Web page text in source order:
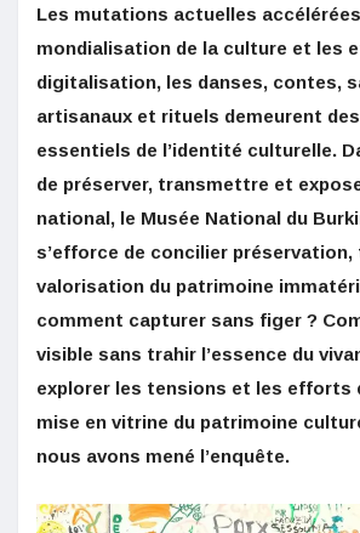
Les mutations actuelles
mondialisation de la culture et les
digitalisation, les danses, contes,
artisanaux et rituels demeurent
essentiels de l’identité culturelle.
de préserver, transmettre et
national, le Musée National du
s’efforce de concilier
valorisation du patrimoine
comment capturer sans figer ?
visible sans trahir l’essence du
explorer les tensions et les efforts
mise en vitrine du patrimoine
nous avons mené l’enquête.